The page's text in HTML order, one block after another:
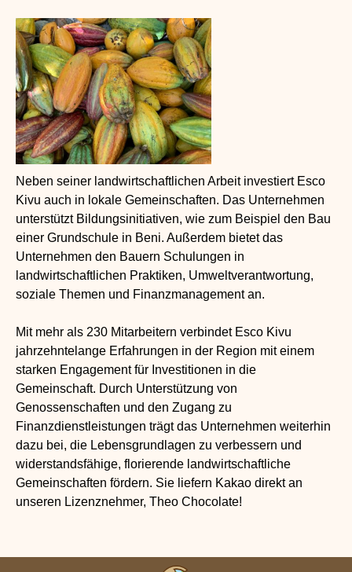
Neben seiner landwirtschaftlichen Arbeit investiert Esco
Kivu auch in lokale Gemeinschaften. Das Unternehmen
unterstützt Bildungsinitiativen, wie zum Beispiel den Bau
einer Grundschule in Beni. Außerdem bietet das
Unternehmen den Bauern Schulungen in
landwirtschaftlichen Praktiken, Umweltverantwortung,
soziale Themen und Finanzmanagement an.
Mit mehr als 230 Mitarbeitern verbindet Esco Kivu
jahrzehntelange Erfahrungen in der Region mit einem
starken Engagement für Investitionen in die
Gemeinschaft. Durch Unterstützung von
Genossenschaften und den Zugang zu
Finanzdienstleistungen trägt das Unternehmen weiterhin
dazu bei, die Lebensgrundlagen zu verbessern und
widerstandsfähige, florierende landwirtschaftliche
Gemeinschaften fördern. Sie liefern Kakao direkt an
unseren Lizenznehmer, Theo Chocolate!